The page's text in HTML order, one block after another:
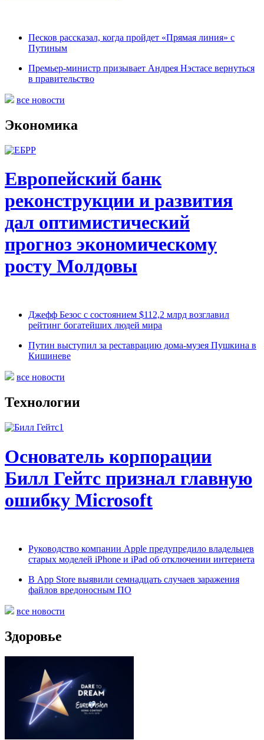
Песков рассказал, когда пройдет «Прямая линия» с
Путиным
Премьер-министр призывает Андрея Нэстасе вернуться
в правительство
все новости
Экономика
Европейский банк
реконструкции и развития
дал оптимистический
прогноз экономическому
росту Молдовы
Джефф Безос с состоянием $112,2 млрд возглавил
рейтинг богатейших людей мира
Путин выступил за реставрацию дома-музея Пушкина в
Кишиневе
все новости
Технологии
Основатель корпорации
Билл Гейтс признал главную
ошибку Microsoft
Руководство компании Apple предупредило владельцев
старых моделей iPhone и iPad об отключении интернета
В App Store выявили семнадцать случаев заражения
файлов вредоносным ПО
все новости
Здоровье